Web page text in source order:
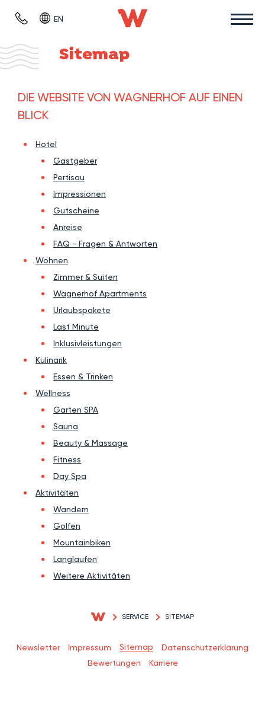
EN
Sitemap
DIE WEBSITE VON WAGNERHOF AUF EINEN
BLICK
Hotel
Gastgeber
Pertisau
Impressionen
Gutscheine
Anreise
FAQ - Fragen & Antworten
Wohnen
Zimmer & Suiten
Wagnerhof Apartments
Urlaubspakete
Last Minute
Inklusivleistungen
Kulinarik
Essen & Trinken
Wellness
Garten SPA
Sauna
Beauty & Massage
Fitness
Day Spa
Aktivitäten
Wandern
Golfen
Mountainbiken
Langlaufen
Weitere Aktivitäten
SERVICE SITEMAP
Newsletter Impressum Sitemap
Datenschutzerklärung
Bewertungen
Karriere